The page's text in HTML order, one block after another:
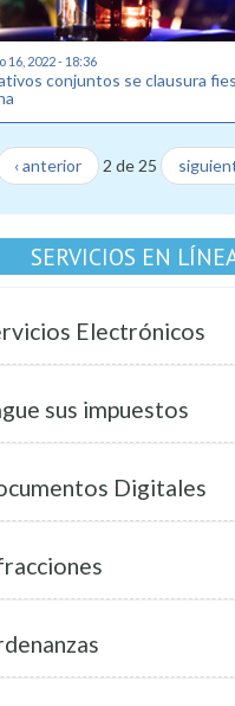
16, 2022 - 18:36
conjuntos se clausura
‹ anterior 2 de 25
SERVICIOS EN
Electrónicos
sus impuestos
Digitales